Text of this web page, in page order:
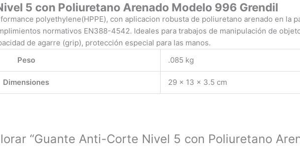
5 con Poliuretano Arenado Modelo 996 Grendil
polyethylene(HPPE), con aplicacion robusta de poliuretano arenado en la
normativos EN388-4542. Ideales para trabajos de manipulación de
de agarre (grip), protección especial para las manos.
Peso
.085 kg
Dimensiones 29 × 13 × 3.5 cm
“Guante Anti-Corte Nivel 5 con Poliuretano